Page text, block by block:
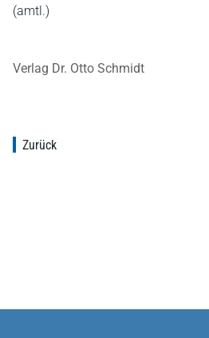
(amtl.)
Verlag Dr. Otto Schmidt
Zurück